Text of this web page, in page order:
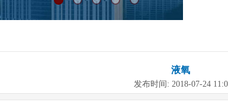
液氧
发布时间: 2018-07-24